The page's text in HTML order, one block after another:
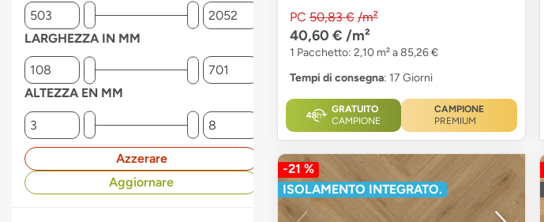
LARGHEZZA IN MM
ALTEZZA EN MM
Azzerare
Aggiornare
PC 50,83 € /m²
40,60 € /m²
1 Pacchetto: 2,10 m² a 85,26 €
Tempi di consegna: 17 Giorni
GRATUITO
CAMPIONE
CAMPIONE
PREMIUM
-21 %
ISOLAMENTO INTEGRATO.